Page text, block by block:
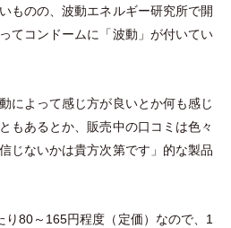
ものの、波動エネルギー研究所で開
てコンドームに
「波動 」 が付いてい
よって感じ方が良いとか何も感じ
もあるとか、販売中の口コミは色々
じないかは貴方次第です 」 的な製品
り80～165円程度 （ 定価） なので、1